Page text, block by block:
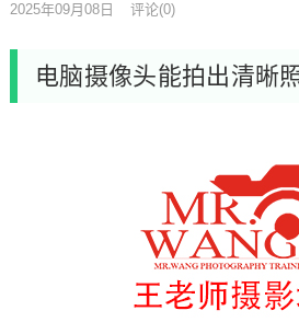
2025年09月08日 评论(0)
电脑摄像头能拍出清晰